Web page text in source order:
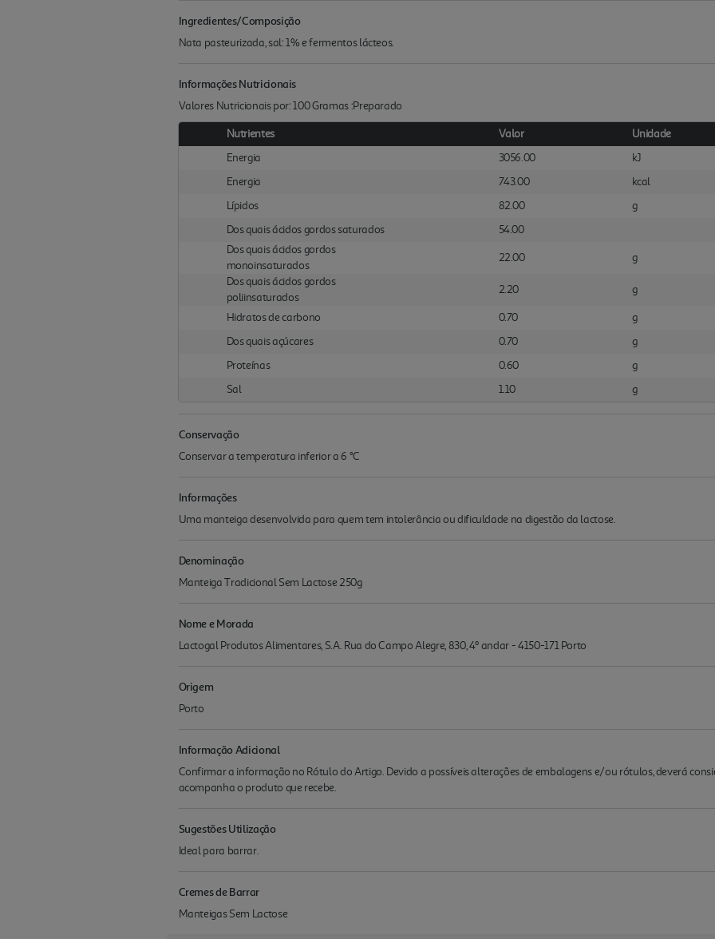
Ingredientes/Composição
Nata pasteurizada, sal: 1% e fermentos lácteos.
Informações Nutricionais
Valores Nutricionais por: 100 Gramas :Preparado
Nutrientes Valor
Unidade
Energia
3056.00
kJ
Energia
743.00
kcal
Lípidos
82.00
g
Dos quais ácidos gordos saturados
54.00
Dos quais ácidos gordos
monoinsaturados
22.00
g
Dos quais ácidos gordos
poliinsaturados
2.20 g
Hidratos de carbono 0.70
g
Dos quais açúcares
0.70
g
Proteínas
0.60
g
Sal
1.10 g
Conservação
Conservar a temperatura inferior a 6 °C
Informações
Uma manteiga desenvolvida para quem tem intolerância ou dificuldade na digestão da lactose.
Denominação
Manteiga Tradicional Sem Lactose 250g
Nome e Morada
Lactogal Produtos Alimentares, S.A. Rua do Campo Alegre, 830, 4º andar - 4150-171 Porto
Origem
Porto
Informação Adicional
Confirmar a informação no Rótulo do Artigo. Devido a possíveis alterações de embalagens e/ou rótulos, deverá
acompanha o produto que recebe.
Sugestões Utilização
Ideal para barrar.
Cremes de Barrar
Manteigas Sem Lactose